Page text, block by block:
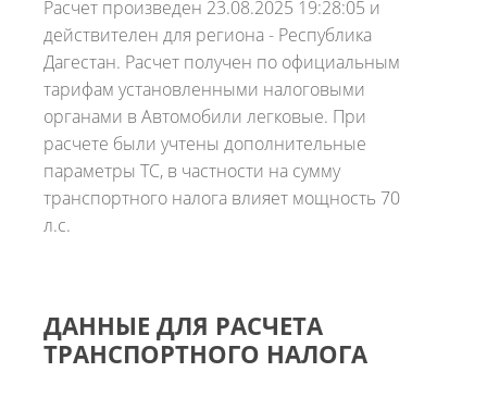
Расчет произведен 23.08.2025 19:28:05 и
действителен для региона - Республика
Дагестан. Расчет получен по официальным
тарифам установленными налоговыми
органами в Автомобили легковые. При
расчете были учтены дополнительные
параметры ТС, в частности на сумму
транспортного налога влияет мощность 70
л.с.
ДАННЫЕ ДЛЯ РАСЧЕТА
ТРАНСПОРТНОГО НАЛОГА